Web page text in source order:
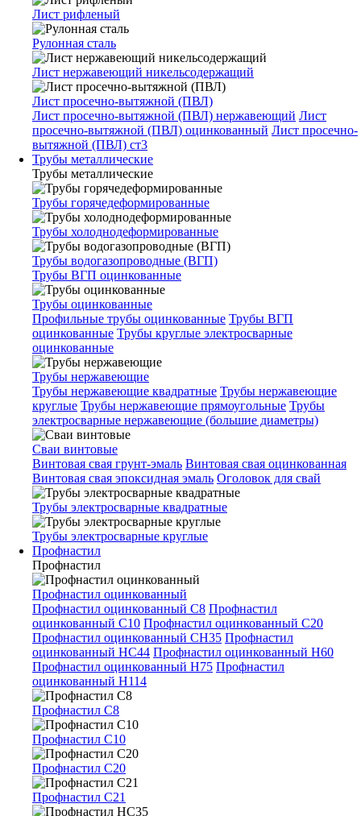
Лист рифленый
Рулонная сталь
Лист нержавеющий никельсодержащий
Лист просечно-вытяжной (ПВЛ)
Лист просечно-вытяжной (ПВЛ) нержавеющий Лист
просечно-вытяжной (ПВЛ) оцинкованный Лист просечно-
вытяжной (ПВЛ) ст3
Трубы металлические
Трубы металлические
Трубы горячедеформированные
Трубы холоднодеформированные
Трубы водогазопроводные (ВГП)
Трубы ВГП оцинкованные
Трубы оцинкованные
Профильные трубы оцинкованные Трубы ВГП
оцинкованные Трубы круглые электросварные
оцинкованные
Трубы нержавеющие
Трубы нержавеющие квадратные Трубы нержавеющие
круглые Трубы нержавеющие прямоугольные Трубы
электросварные нержавеющие (большие диаметры)
Сваи винтовые
Винтовая свая грунт-эмаль Винтовая свая оцинкованная
Винтовая свая эпоксидная эмаль Оголовок для свай
Трубы электросварные квадратные
Трубы электросварные круглые
Профнастил
Профнастил
Профнастил оцинкованный
Профнастил оцинкованный С8 Профнастил
оцинкованный С10 Профнастил оцинкованный С20
Профнастил оцинкованный СН35 Профнастил
оцинкованный НС44 Профнастил оцинкованный Н60
Профнастил оцинкованный Н75 Профнастил
оцинкованный Н114
Профнастил С8
Профнастил С10
Профнастил С20
Профнастил С21